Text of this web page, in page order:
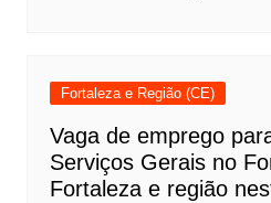
Fortaleza e Região (CE)
Vaga de emprego
Serviços Gerais no
Fortaleza e região